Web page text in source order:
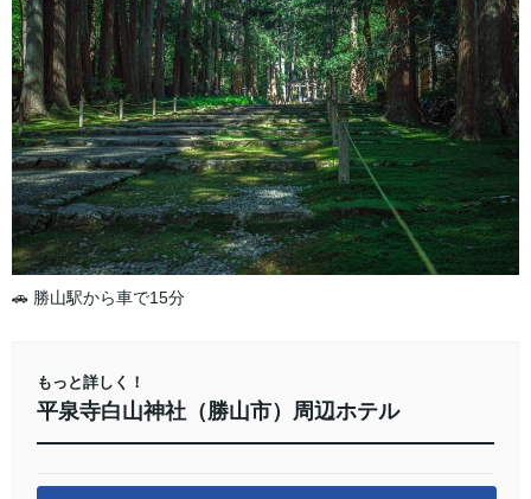
🚗 勝山駅から車で15分
もっと詳しく！
平泉寺白山神社（勝山市）周辺ホテル